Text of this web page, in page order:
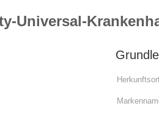
Universal-